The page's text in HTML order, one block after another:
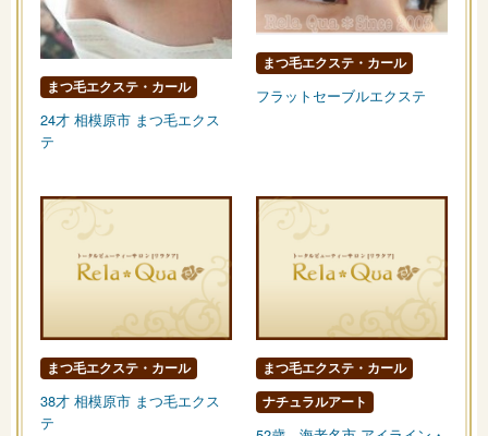
まつ毛エクステ・カール
24才 相模原市 まつ毛エクス
テ
まつ毛エクステ・カール
フラットセーブルエクステ
まつ毛エクステ・カール
38才 相模原市 まつ毛エクス
テ
まつ毛エクステ・カール
ナチュラルアート